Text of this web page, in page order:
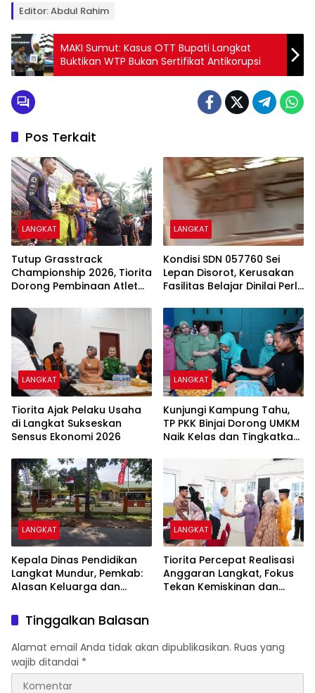
Editor: Abdul Rahim
MAKI Sumut: Kasus OTT Bupati Langkat
Buktikan WTP Bukan Sertifikat Antikorupsi
Pos Terkait
LANGKAT
Tutup Grasstrack
Championship 2026, Tiorita
Dorong Pembinaan Atlet
Langkat
LANGKAT
Kondisi SDN 057760 Sei
Lepan Disorot, Kerusakan
Fasilitas Belajar Dinilai Perlu
LANGKAT
Tiorita Ajak Pelaku Usaha
di Langkat Sukseskan
Sensus Ekonomi 2026
LANGKAT
Kunjungi Kampung Tahu,
TP PKK Binjai Dorong UMKM
Naik Kelas dan Tingkatkan
LANGKAT
Kepala Dinas Pendidikan
Langkat Mundur, Pemkab:
Alasan Keluarga dan
LANGKAT
Tiorita Percepat Realisasi
Anggaran Langkat, Fokus
Tekan Kemiskinan dan
Tinggalkan Balasan
Alamat email Anda tidak akan dipublikasikan. Ruas yang
wajib ditandai *